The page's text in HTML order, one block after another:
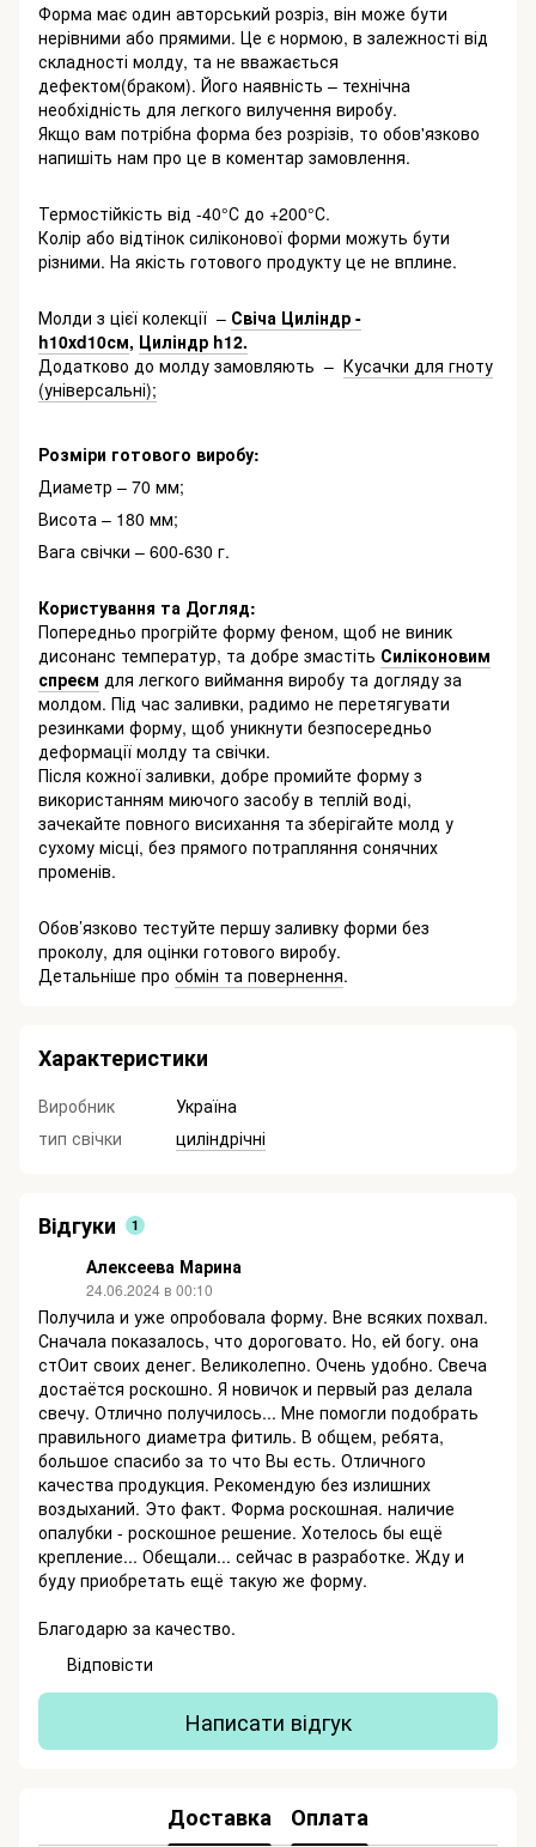
Форма має один авторський розріз, він може бути
нерівними або прямими. Це є нормою, в залежності від
складності молду, та не вважається
дефектом(браком). Його наявність – технічна
необхідність для легкого вилучення виробу.
Якщо вам потрібна форма без розрізів, то обов'язково
напишіть нам про це в коментар замовлення.
Термостійкість від -40°С до +200°С.
Колір або відтінок силіконової форми можуть бути
різними. На якість готового продукту це не вплине.
Молди з цієї колекції – Свіча Циліндр -
h10хd10см, Циліндр h12.
Додатково до молду замовляють – Кусачки для гноту
(універсальні);
Розміри готового виробу:
Диаметр – 70 мм;
Висота – 180 мм;
Вага свічки – 600-630 г.
Користування та Догляд:
Попередньо прогрійте форму феном, щоб не виник
дисонанс температур, та добре змастіть Силіконовим
спреєм для легкого виймання виробу та догляду за
молдом. Під час заливки, радимо не перетягувати
резинками форму, щоб уникнути безпосередньо
деформації молду та свічки.
Після кожної заливки, добре промийте форму з
використанням миючого засобу в теплій воді,
зачекайте повного висихання та зберігайте молд у
сухому місці, без прямого потрапляння сонячних
променів.
Обов’язково тестуйте першу заливку форми без
проколу, для оцінки готового виробу.
Детальніше про обмін та повернення.
Характеристики
Виробник
Україна
тип свічки
циліндрічні
Відгуки 1
Алексеева Марина
24.06.2024 в 00:10
Получила и уже опробовала форму. Вне всяких похвал.
Сначала показалось, что дороговато. Но, ей богу. она
стОит своих денег. Великолепно. Очень удобно. Свеча
достаётся роскошно. Я новичок и первый раз делала
свечу. Отлично получилось... Мне помогли подобрать
правильного диаметра фитиль. В общем, ребята,
большое спасибо за то что Вы есть. Отличного
качества продукция. Рекомендую без излишних
воздыханий. Это факт. Форма роскошная. наличие
опалубки - роскошное решение. Хотелось бы ещё
крепление... Обещали... сейчас в разработке. Жду и
буду приобретать ещё такую же форму.
Благодарю за качество.
Відповісти
Написати відгук
Доставка Оплата